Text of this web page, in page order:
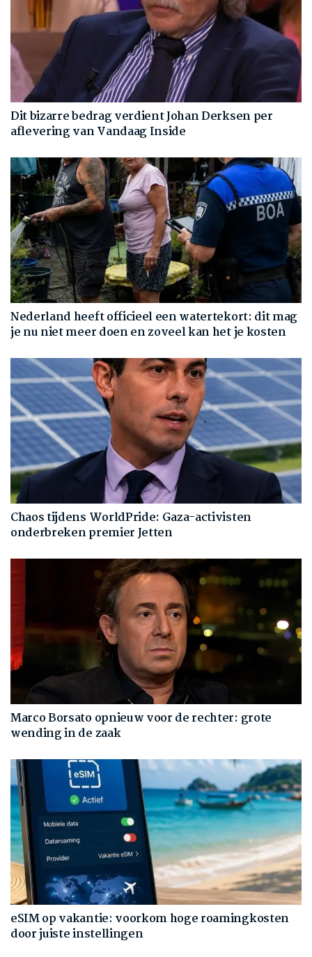
Dit bizarre bedrag verdient Johan Derksen per
aflevering van Vandaag Inside
Nederland heeft officieel een watertekort: dit mag
je nu niet meer doen en zoveel kan het je kosten
Chaos tijdens WorldPride: Gaza-activisten
onderbreken premier Jetten
Marco Borsato opnieuw voor de rechter: grote
wending in de zaak
eSIM op vakantie: voorkom hoge roamingkosten
door juiste instellingen